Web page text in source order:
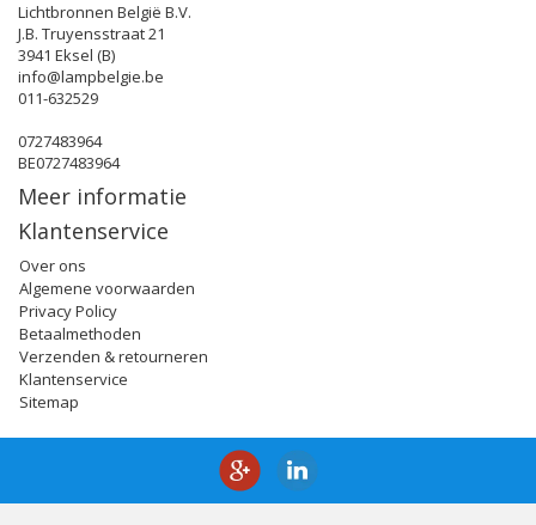
Lichtbronnen België B.V.
J.B. Truyensstraat 21
3941 Eksel (B)
info@lampbelgie.be
011-632529
0727483964
BE0727483964
Meer informatie
Klantenservice
Over ons
Algemene voorwaarden
Privacy Policy
Betaalmethoden
Verzenden & retourneren
Klantenservice
Sitemap